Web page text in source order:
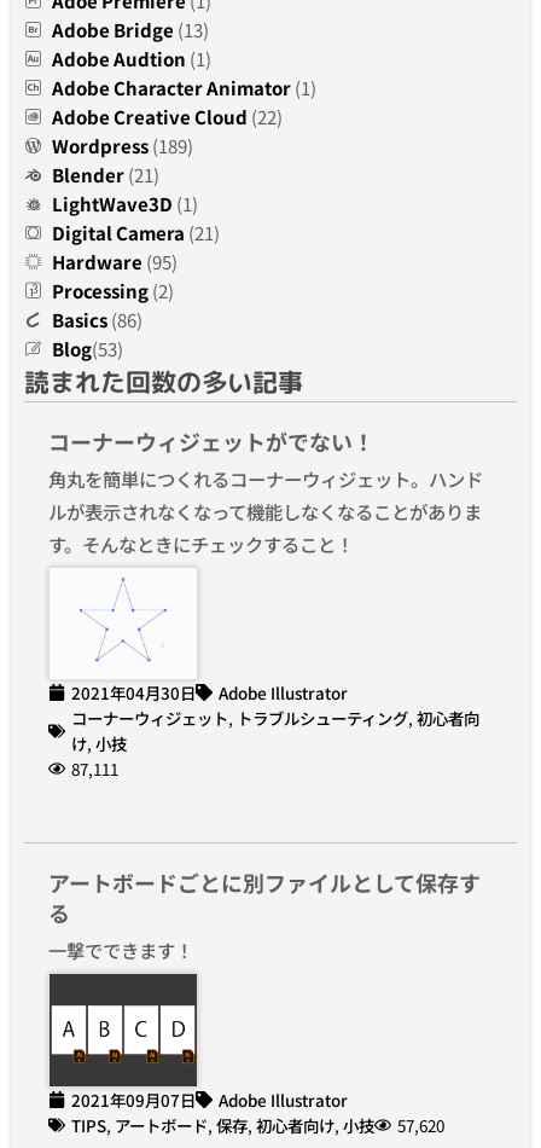
Adobe Bridge (13)
Adobe Audtion (1)
Adobe Character Animator(1)
Adobe Creative Cloud (22)
Wordpress(189)
Blender(21)
LightWave3D (1)
Digital Camera (21)
Hardware (95)
Processing(2)
Basics(86)
Blog(53)
読まれた回数の多い記事
コーナーウィジェットがでない！
角丸を簡単につくれるコーナーウィジェット。ハンド
ルが表示されなくなって機能しなくなることがありま
す。そんなときにチェックすること！
2021年04月30日
Adobe Illustrator
コーナーウィジェット, トラブルシューティング, 初心者向
け, 小技
87,111
アートボードごとに別ファイルとして保存す
る
一撃でできます！
2021年09月07日
Adobe Illustrator
TIPS, アートボード, 保存, 初心者向け, 小技 57,620